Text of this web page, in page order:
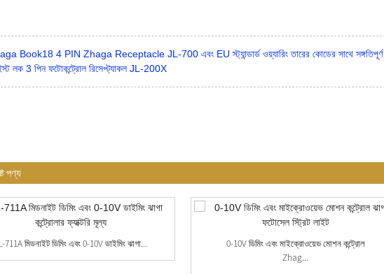
Book18 4 PIN Zhaga Receptacle JL-700 এবং EU স্ট্যান্ডার্ড ওয়্যারিং তারের কোডের সাথে সঙ্গতিপূর্ণ
লক 3 পিন ফটোকন্ট্রোল রিসেপ্ট্যাকল JL-200X
পণ্য
711A মিডনাইট ডিমিং এবং 0-10V ডাইমিং ঝাগা...
0-10V ডিমিং এবং মাইক্রোওয়েভ মোশন কন্ট্রোল
Zhag...